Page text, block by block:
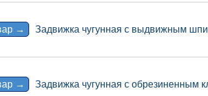
→ Задвижка чугунная с выдвижным
→ Задвижка чугунная с обрезиненным